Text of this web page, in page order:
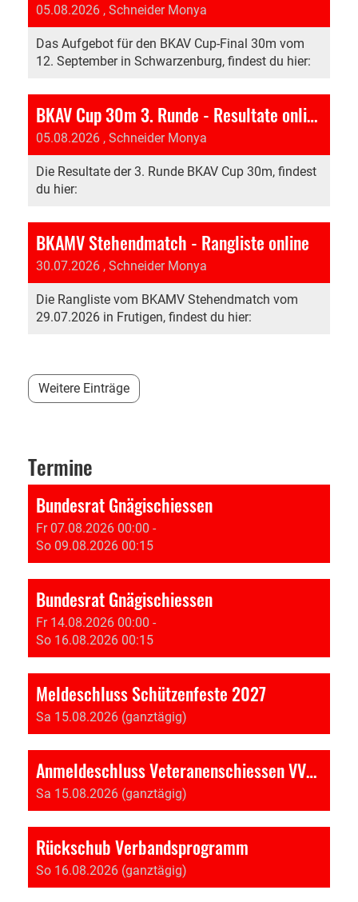
05.08.2026 , Schneider Monya
Das Aufgebot für den BKAV Cup-Final 30m vom
12. September in Schwarzenburg, findest du hier:
BKAV Cup 30m 3. Runde - Resultate online
05.08.2026 , Schneider Monya
Die Resultate der 3. Runde BKAV Cup 30m, findest
du hier:
BKAMV Stehendmatch - Rangliste online
30.07.2026 , Schneider Monya
Die Rangliste vom BKAMV Stehendmatch vom
29.07.2026 in Frutigen, findest du hier:
Weitere Einträge
Termine
Bundesrat Gnägischiessen
Fr 07.08.2026 00:00 -
So 09.08.2026 00:15
Bundesrat Gnägischiessen
Fr 14.08.2026 00:00 -
So 16.08.2026 00:15
Meldeschluss Schützenfeste 2027
Sa 15.08.2026 (ganztägig)
Anmeldeschluss Veteranenschiessen VV-BKAV
Sa 15.08.2026 (ganztägig)
Rückschub Verbandsprogramm
So 16.08.2026 (ganztägig)